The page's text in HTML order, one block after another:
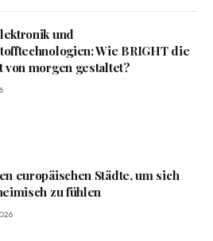
und
Wie BRIGHT die
von morgen gestaltet?
europäischen Städte, um sich
zu fühlen